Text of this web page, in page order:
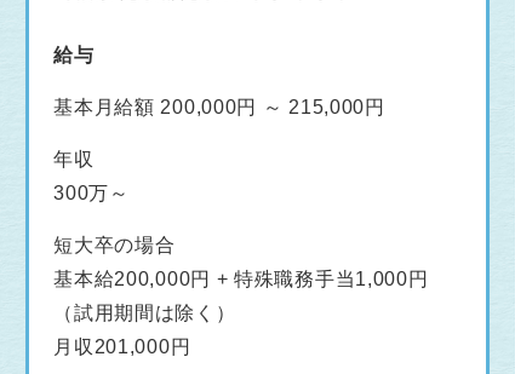
給与
基本月給額 200,000円 ～ 215,000円
年収
300万～
短大卒の場合
基本給200,000円 + 特殊職務手当1,000円
（試用期間は除く）
月収201,000円